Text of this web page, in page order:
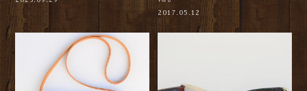
2017.05.12